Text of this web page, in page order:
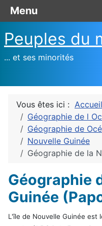
Peuples du
... et ses minorités
Vous êtes ici : Accueil
Géographie de l
Géographie de
Nouvelle Guinée
Géographie de la
Géographie
Guinée
L'île de Nouvelle Guinée est
Menu